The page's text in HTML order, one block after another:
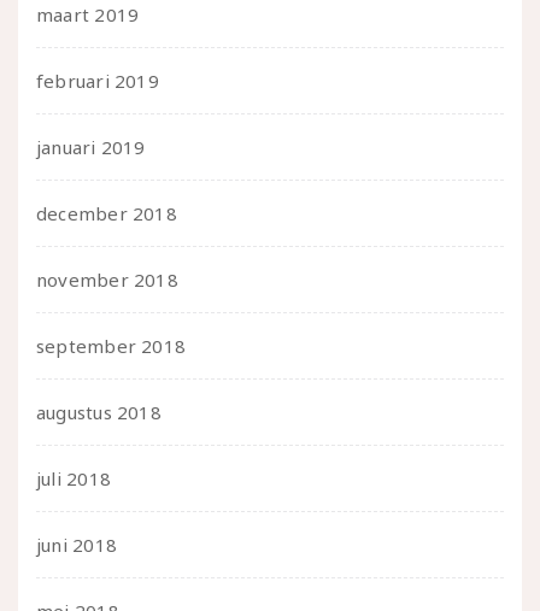
maart 2019
februari 2019
januari 2019
december 2018
november 2018
september 2018
augustus 2018
juli 2018
juni 2018